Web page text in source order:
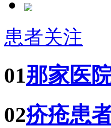
患者关注
01那家医
02疥疮患